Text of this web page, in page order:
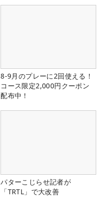
8-9月のプレーに2回使える！
コース限定2,000円クーポン
配布中！
パターこじらせ記者が
「TRTL」で大改善